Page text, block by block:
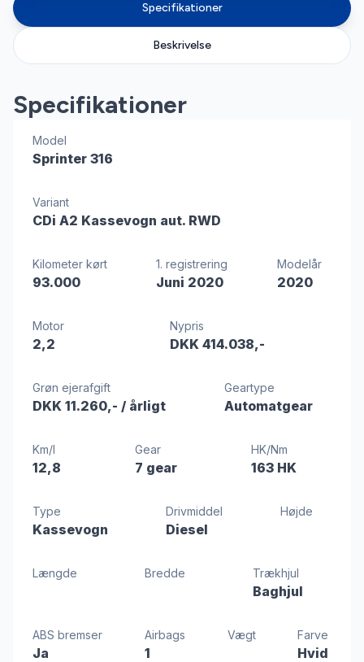
Specifikationer
Beskrivelse
Specifikationer
Model
Sprinter 316
Variant
CDi A2 Kassevogn aut. RWD
Kilometer kørt
93.000
1. registrering
Juni 2020
Modelår
2020
Motor
2,2
Nypris
DKK 414.038,-
Grøn ejerafgift
DKK 11.260,- / årligt
Geartype
Automatgear
Km/l
12,8
Gear
7 gear
HK/Nm
163 HK
Type
Kassevogn
Drivmiddel
Diesel
Højde
Længde Bredde Trækhjul
Baghjul
ABS bremser
Ja
Airbags
1
Vægt Farve
Hvid